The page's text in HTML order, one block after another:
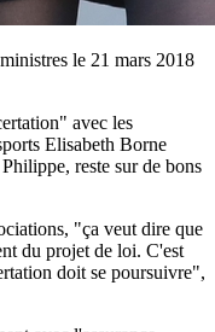
le 21 mars 2018
avec les
Elisabeth Borne
reste sur de bons
"ça veut dire que
du projet de loi. C'est
doit se poursuivre",